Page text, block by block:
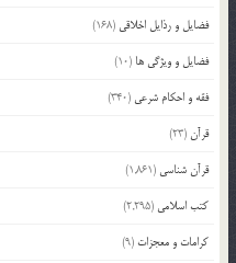
فضایل و رذایل اخلاقی (168)
فضایل و ویژگی ها (10)
فقه و احکام شرعی (340)
قرآن(23)
قرآن شناسی (1,861)
کتب اسلامی (2,295)
کرامات و معجزات (9)